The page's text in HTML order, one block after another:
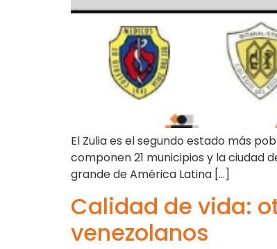
El Zulia es el segundo estado más
componen 21 municipios y la ciudad
grande de América Latina […]
Calidad de vida:
venezolanos